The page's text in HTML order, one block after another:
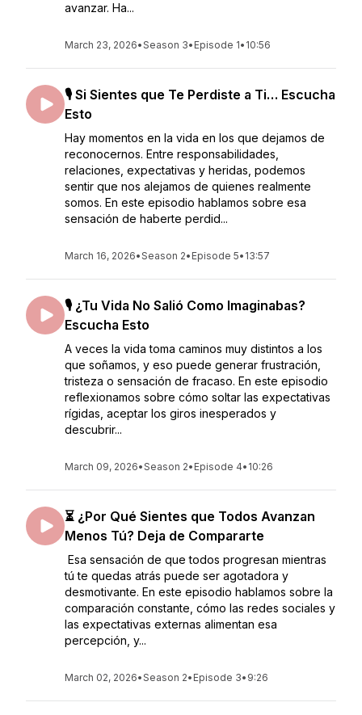
avanzar. Ha...
March 23, 2026•Season 3• Episode 1• 10:56
🎙️ Si Sientes que Te Perdiste a Ti… Escucha
Esto
Hay momentos en la vida en los que dejamos de
reconocernos. Entre responsabilidades,
relaciones, expectativas y heridas, podemos
sentir que nos alejamos de quienes realmente
somos. En este episodio hablamos sobre esa
sensación de haberte perdid...
March 16, 2026•Season 2• Episode 5• 13:57
🎙️ ¿Tu Vida No Salió Como Imaginabas?
Escucha Esto
A veces la vida toma caminos muy distintos a los
que soñamos, y eso puede generar frustración,
tristeza o sensación de fracaso. En este episodio
reflexionamos sobre cómo soltar las expectativas
rígidas, aceptar los giros inesperados y
descubrir...
March 09, 2026•Season 2• Episode 4• 10:26
⏳ ¿Por Qué Sientes que Todos Avanzan
Menos Tú? Deja de Compararte
Esa sensación de que todos progresan mientras
tú te quedas atrás puede ser agotadora y
desmotivante. En este episodio hablamos sobre la
comparación constante, cómo las redes sociales y
las expectativas externas alimentan esa
percepción, y...
March 02, 2026•Season 2• Episode 3• 9:26